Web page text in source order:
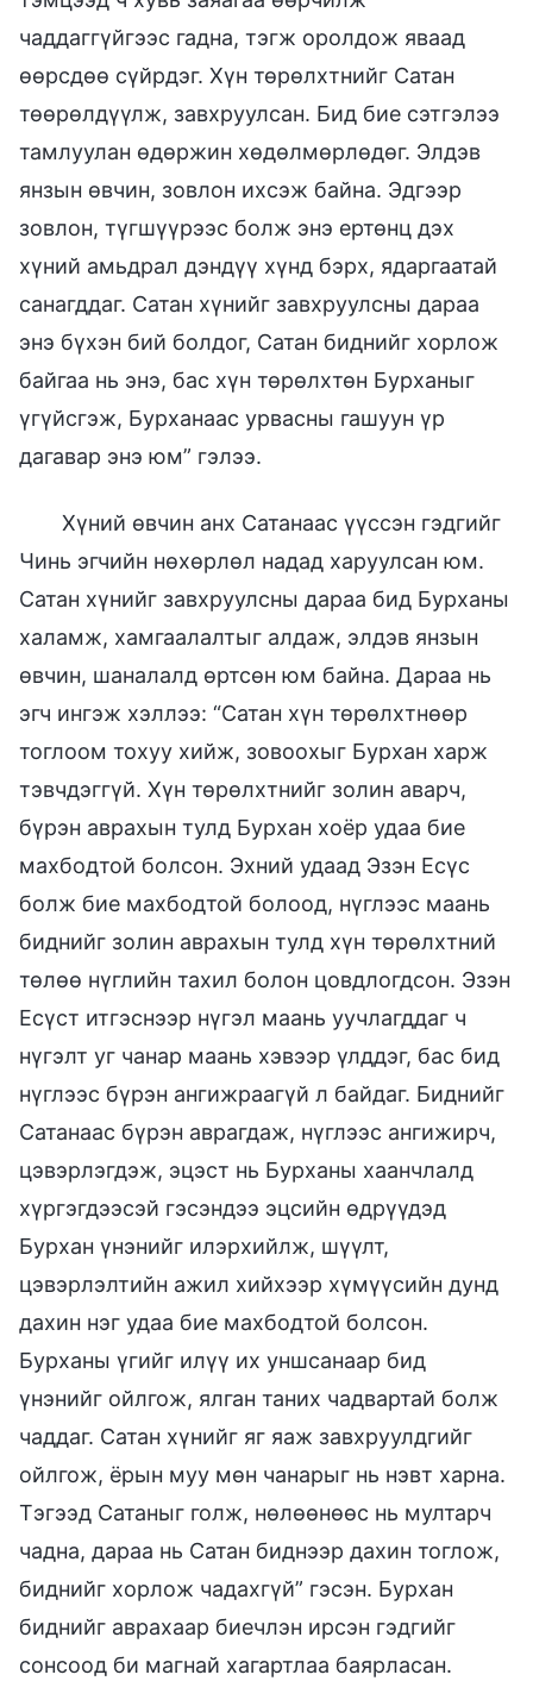
чаддаггүйгээс гадна, тэгж оролдож яваад
өөрсдөө сүйрдэг. Хүн төрөлхтнийг Сатан
төөрөлдүүлж, завхруулсан. Бид бие сэтгэлээ
тамлуулан өдөржин хөдөлмөрлөдөг. Элдэв
янзын өвчин, зовлон ихсэж байна. Эдгээр
зовлон, түгшүүрээс болж энэ ертөнц дэх
хүний амьдрал дэндүү хүнд бэрх, ядаргаатай
санагддаг. Сатан хүнийг завхруулсны дараа
энэ бүхэн бий болдог, Сатан биднийг хорлож
байгаа нь энэ, бас хүн төрөлхтөн Бурханыг
үгүйсгэж, Бурханаас урвасны гашуун үр
дагавар энэ юм” гэлээ.
Хүний өвчин анх Сатанаас үүссэн гэдгийг
Чинь эгчийн нөхөрлөл надад харуулсан юм.
Сатан хүнийг завхруулсны дараа бид Бурханы
халамж, хамгаалалтыг алдаж, элдэв янзын
өвчин, шаналалд өртсөн юм байна. Дараа нь
эгч ингэж хэллээ: “Сатан хүн төрөлхтнөөр
тоглоом тохуу хийж, зовоохыг Бурхан харж
тэвчдэггүй. Хүн төрөлхтнийг золин аварч,
бүрэн аврахын тулд Бурхан хоёр удаа бие
махбодтой болсон. Эхний удаад Эзэн Есүс
болж бие махбодтой болоод, нүглээс маань
биднийг золин аврахын тулд хүн төрөлхтний
төлөө нүглийн тахил болон цовдлогдсон. Эзэн
Есүст итгэснээр нүгэл маань уучлагддаг ч
нүгэлт уг чанар маань хэвээр үлддэг, бас бид
нүглээс бүрэн ангижраагүй л байдаг. Биднийг
Сатанаас бүрэн аврагдаж, нүглээс ангижирч,
цэвэрлэгдэж, эцэст нь Бурханы хаанчлалд
хүргэгдээсэй гэсэндээ эцсийн өдрүүдэд
Бурхан үнэнийг илэрхийлж, шүүлт,
цэвэрлэлтийн ажил хийхээр хүмүүсийн дунд
дахин нэг удаа бие махбодтой болсон.
Бурханы үгийг илүү их уншсанаар бид
үнэнийг ойлгож, ялган таних чадвартай болж
чаддаг. Сатан хүнийг яг яаж завхруулдгийг
ойлгож, ёрын муу мөн чанарыг нь нэвт харна.
Тэгээд Сатаныг голж, нөлөөнөөс нь мултарч
чадна, дараа нь Сатан биднээр дахин тоглож,
биднийг хорлож чадахгүй” гэсэн. Бурхан
биднийг аврахаар биечлэн ирсэн гэдгийг
сонсоод би магнай хагартлаа баярласан.